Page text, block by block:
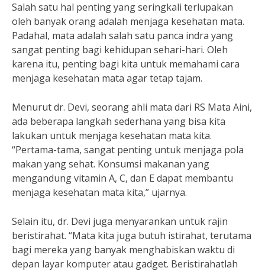
Salah satu hal penting yang seringkali terlupakan
oleh banyak orang adalah menjaga kesehatan mata.
Padahal, mata adalah salah satu panca indra yang
sangat penting bagi kehidupan sehari-hari. Oleh
karena itu, penting bagi kita untuk memahami cara
menjaga kesehatan mata agar tetap tajam.
Menurut dr. Devi, seorang ahli mata dari RS Mata Aini,
ada beberapa langkah sederhana yang bisa kita
lakukan untuk menjaga kesehatan mata kita.
“Pertama-tama, sangat penting untuk menjaga pola
makan yang sehat. Konsumsi makanan yang
mengandung vitamin A, C, dan E dapat membantu
menjaga kesehatan mata kita,” ujarnya.
Selain itu, dr. Devi juga menyarankan untuk rajin
beristirahat. “Mata kita juga butuh istirahat, terutama
bagi mereka yang banyak menghabiskan waktu di
depan layar komputer atau gadget. Beristirahatlah